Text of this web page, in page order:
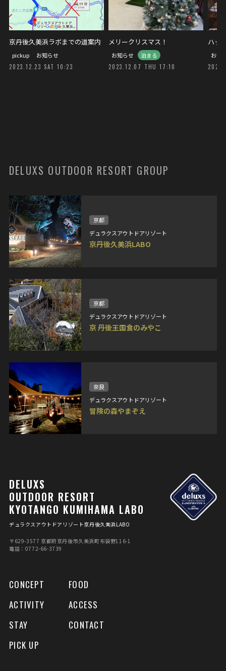
京丹後久美浜ラボまでの道案内
pickup
お知らせ
2023.12.23 SAT 10:23
メリークリスマス！
お知らせ
泊まる
2023.12.07 THU 17:10
ハッ
お知
DELUXS OUTDOOR RESORT GROUP
京都
デュラクスアウトドアリゾート
京丹後久美浜LABO
京都
デュラクスアウトドアリゾート
京 丹後王国食のみやこ
奈良
デュラクスアウトドアリゾート
冒険の森やまぞえ
DELUXS
OUTDOOR RESORT
KYOTANGO KUMIHAMA LABO
デュラクスアウトドアリゾート京丹後久美浜LABO
〒629-3577 京都府京丹後市久美浜町布袋野116-1
電話：0772-66-3739
CONCEPT
ACTIVITY
STAY
PICK UP
FOOD
ACCESS
CONTACT